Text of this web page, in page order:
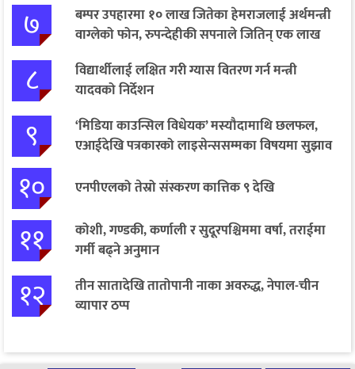
७
बम्पर उपहारमा १० लाख जितेका हेमराजलाई अर्थमन्त्री
वाग्लेको फोन, रुपन्देहीकी सपनाले जितिन् एक लाख
८
विद्यार्थीलाई लक्षित गरी ग्यास वितरण गर्न मन्त्री
यादवको निर्देशन
९
‘मिडिया काउन्सिल विधेयक’ मस्यौदामाथि छलफल,
एआईदेखि पत्रकारको लाइसेन्ससम्मका विषयमा सुझाव
१० एनपीएलको तेस्रो संस्करण कात्तिक ९ देखि
११
कोशी, गण्डकी, कर्णाली र सुदूरपश्चिममा वर्षा, तराईमा
गर्मी बढ्ने अनुमान
१२
तीन सातादेखि तातोपानी नाका अवरुद्ध, नेपाल-चीन
व्यापार ठप्प